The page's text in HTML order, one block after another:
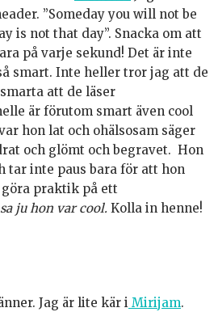
”Someday you will not be
is not that day”. Snacka om att
på varje sekund! Det är inte
smart. Inte heller tror jag att de
att de läser
är förutom smart även cool
hon lat och ohälsosam säger
och glömt och begravet. Hon
tar inte paus bara för att hon
praktik på ett
ju hon var cool. Kolla in henne!
Jag är lite kär i Mirijam.